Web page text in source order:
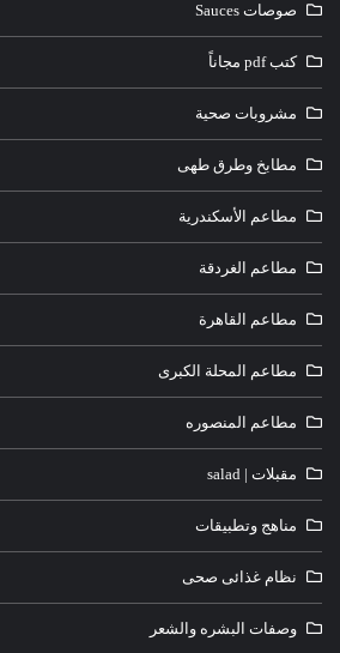
صوصات Sauces
كتب pdf مجاناً
مشروبات صحية
مطابخ وطرق طهى
مطاعم الأسكندرية
مطاعم الغردقة
مطاعم القاهرة
مطاعم المحلة الكبرى
مطاعم المنصوره
مقبلات | salad
مناهج وتطبيقات
نظام غذائى صحى
وصفات البشره والشعر